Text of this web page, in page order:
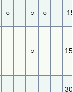
○ ○ ○
○